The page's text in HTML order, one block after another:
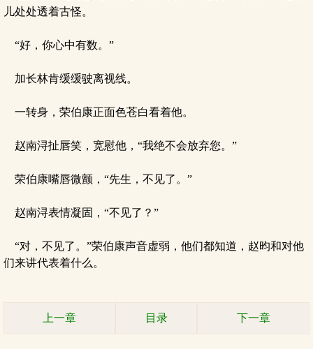
儿处处透着古怪。
“好，你心中有数。”
加长林肯缓缓驶离视线。
一转身，荣伯康正面色苍白看着他。
赵南浔扯唇笑，宽慰他，“我绝不会放弃您。”
荣伯康嘴唇微颤，“先生，不见了。”
赵南浔表情凝固，“不见了？”
“对，不见了。”荣伯康声音虚弱，他们都知道，赵昀和对他
们来讲代表着什么。
上一章 目录 下一章